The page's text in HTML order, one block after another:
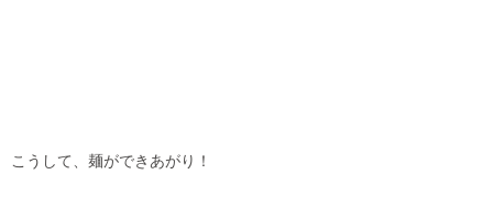
こうして、麺ができあがり！